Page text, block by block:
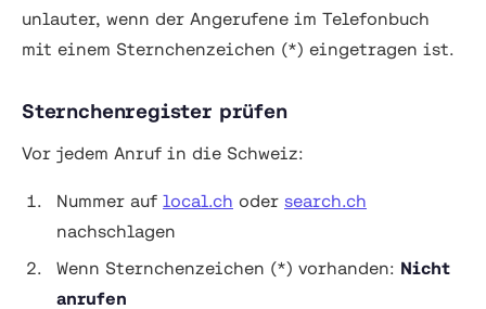
unlauter, wenn der Angerufene im Telefonbuch
mit einem Sternchenzeichen (*) eingetragen ist.
Sternchenregister prüfen
Vor jedem Anruf in die Schweiz:
Nummer auf local.ch oder search.ch
nachschlagen
Wenn Sternchenzeichen (*) vorhanden: Nicht
anrufen